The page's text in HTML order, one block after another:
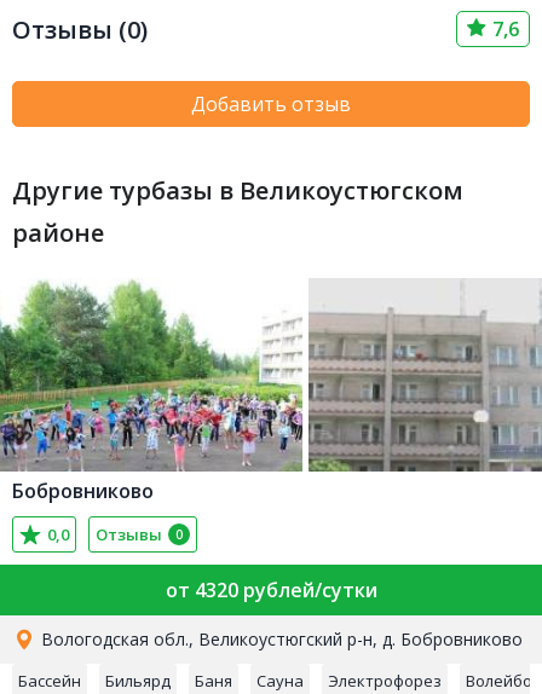
Отзывы (0) 7,6
Добавить отзыв
Другие турбазы в Великоустюгском
районе
Бобровниково
0,0 Отзывы 0
от 4320 рублей/сутки
Вологодская обл., Великоустюгский р-н, д. Бобровниково
Бассейн Бильярд Баня Сауна Электрофорез Волейбол